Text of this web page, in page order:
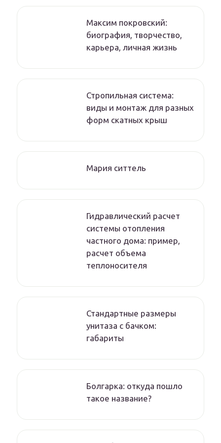
Максим покровский:
биография, творчество,
карьера, личная жизнь
Стропильная система:
виды и монтаж для разных
форм скатных крыш
Мария ситтель
Гидравлический расчет
системы отопления
частного дома: пример,
расчет объема
теплоносителя
Стандартные размеры
унитаза с бачком:
габариты
Болгарка: откуда пошло
такое название?